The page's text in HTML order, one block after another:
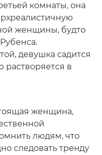
комнаты, она
женщины, будто
девушка садится
растворяется в
женщина,
людям, что
следовать тренду